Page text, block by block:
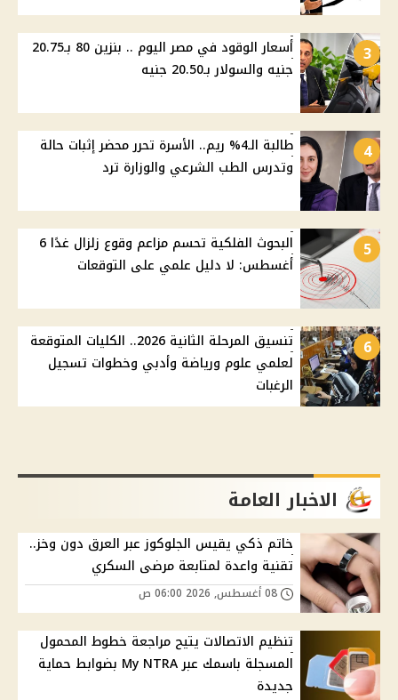
3
أسعار الوقود في مصر اليوم .. بنزين 80 بـ20.75
جنيه والسولار بـ20.50 جنيه
4
طالبة الـ4% ريم.. الأسرة تحرر محضر إثبات حالة
وتدرس الطب الشرعي والوزارة ترد
5
البحوث الفلكية تحسم مزاعم وقوع زلزال غدًا 6
أغسطس: لا دليل علمي على التوقعات
6
تنسيق المرحلة الثانية 2026.. الكليات المتوقعة
لعلمي علوم ورياضة وأدبي وخطوات تسجيل
الرغبات
الاخبار العامة
خاتم ذكي يقيس الجلوكوز عبر العرق دون وخز..
تقنية واعدة لمتابعة مرضى السكري
تنظيم الاتصالات يتيح مراجعة خطوط المحمول
المسجلة باسمك عبر My NTRA بضوابط حماية
جديدة